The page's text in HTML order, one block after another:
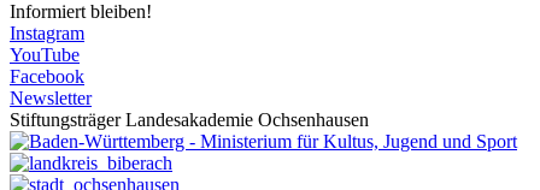
Informiert bleiben!
Instagram
YouTube
Facebook
Newsletter
Stiftungsträger Landesakademie Ochsenhausen